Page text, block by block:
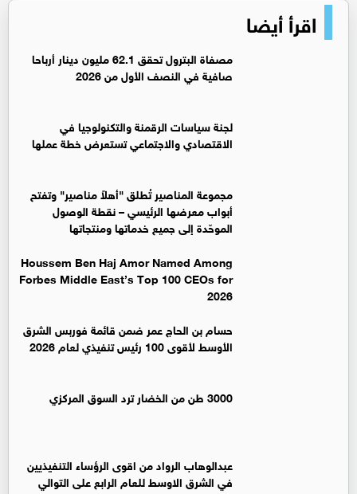
اقرأ أيضا
مصفاة البترول تحقق 62.1 مليون دينار أرباحا
صافية في النصف الأول من 2026
لجنة سياسات الرقمنة والتكنولوجيا في
الاقتصادي والاجتماعي تستعرض خطة عملها
مجموعة المناصير تُطلق "أهلاً مناصير" وتفتح
أبواب معرضها الرئيسي – نقطة الوصول
الموحّدة إلى جميع خدماتها ومنتجاتها
Houssem Ben Haj Amor Named Among
Forbes Middle East’s Top 100 CEOs for
2026
حسام بن الحاج عمر ضمن قائمة فوربس الشرق
الأوسط لأقوى 100 رئيس تنفيذي لعام 2026
3000 طن من الخضار ترد السوق المركزي
عبدالوهاب الرواد من اقوى الرؤساء التنفيذيين
في الشرق الاوسط للعام الرابع على التوالي